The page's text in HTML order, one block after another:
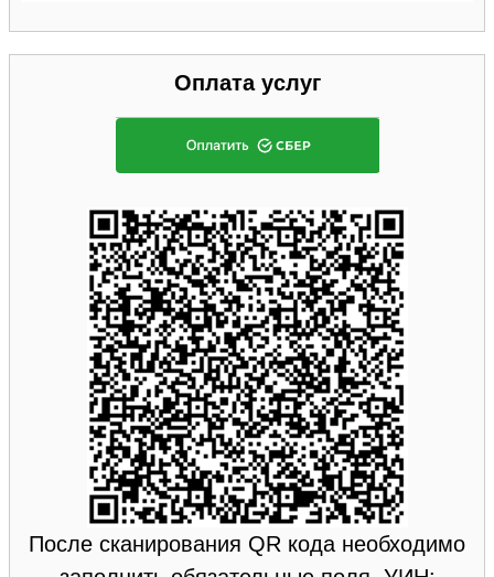
Оплата услуг
После сканирования QR кода необходимо